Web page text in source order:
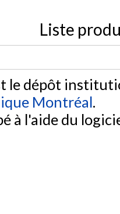
Liste
le dépôt
Montréal.
à l'aide du